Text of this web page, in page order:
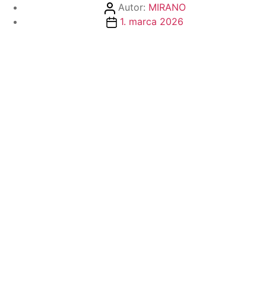
Autor
článku
Autor: MIRANO
Dátum1. marca 2026